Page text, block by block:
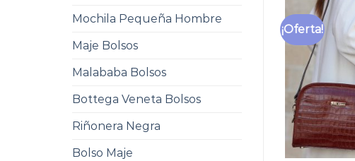
Mochila Pequeña Hombre
Maje Bolsos
Malababa Bolsos
Bottega Veneta Bolsos
Riñonera Negra
Bolso Maje
¡Oferta!